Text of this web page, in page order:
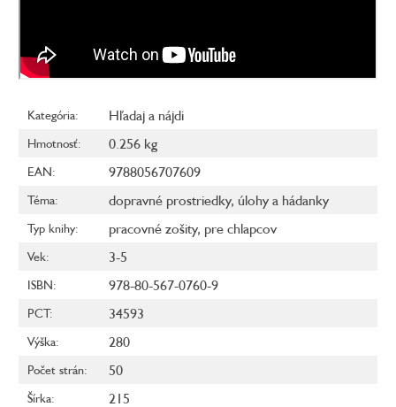
Kategória: Hľadaj a nájdi
Hmotnosť: 0.256 kg
EAN: 9788056707609
Téma: dopravné prostriedky, úlohy a hádanky
Typ knihy: pracovné zošity, pre chlapcov
Vek: 3-5
ISBN: 978-80-567-0760-9
PCT: 34593
Výška: 280
Počet strán: 50
Šírka: 215